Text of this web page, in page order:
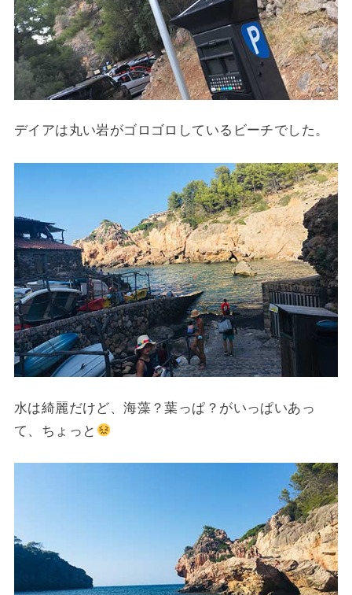
デイアは丸い岩がゴロゴロしているビーチでした。
水は綺麗だけど、海藻？葉っぱ？がいっぱいあっ
て、ちょっと